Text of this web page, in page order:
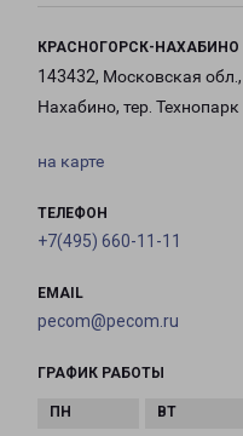
КРАСНОГОРСК-НАХАБИНО
143432, Московская обл.,
Нахабино, тер.
на карте
ТЕЛЕФОН
+7(495) 660-11-11
EMAIL
pecom@pecom.ru
ГРАФИК РАБОТЫ